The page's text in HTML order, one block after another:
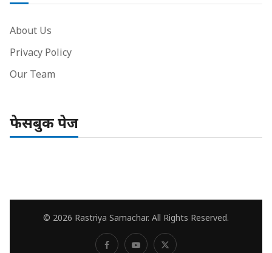
About Us
Privacy Policy
Our Team
फेसबुक पेज
© 2026 Rastriya Samachar. All Rights Reserved.